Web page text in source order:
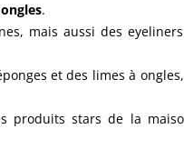
.
mais aussi des
et des limes à
produits stars de la